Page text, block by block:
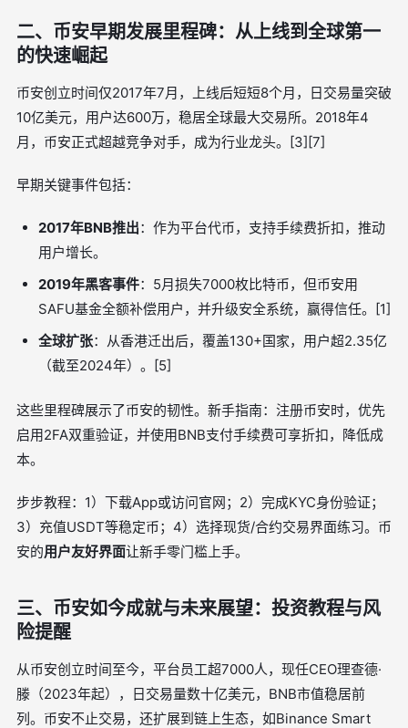
二、币安早期发展里程碑：从上线到全球第一
的快速崛起
币安创立时间仅2017年7月，上线后短短8个月，日交易量突破
10亿美元，用户达600万，稳居全球最大交易所。2018年4
月，币安正式超越竞争对手，成为行业龙头。[3][7]
早期关键事件包括：
2017年BNB推出：作为平台代币，支持手续费折扣，推动
用户增长。
2019年黑客事件：5月损失7000枚比特币，但币安用
SAFU基金全额补偿用户，并升级安全系统，赢得信任。[1]
全球扩张：从香港迁出后，覆盖130+国家，用户超2.35亿
（截至2024年）。[5]
这些里程碑展示了币安的韧性。新手指南：注册币安时，优先
启用2FA双重验证，并使用BNB支付手续费可享折扣，降低成
本。
步步教程：1）下载App或访问官网；2）完成KYC身份验证；
3）充值USDT等稳定币；4）选择现货/合约交易界面练习。币
安的用户友好界面让新手零门槛上手。
三、币安如今成就与未来展望：投资教程与风
险提醒
从币安创立时间至今，平台员工超7000人，现任CEO理查德·
滕（2023年起），日交易量数十亿美元，BNB市值稳居前
列。币安不止交易，还扩展到链上生态，如Binance Smart